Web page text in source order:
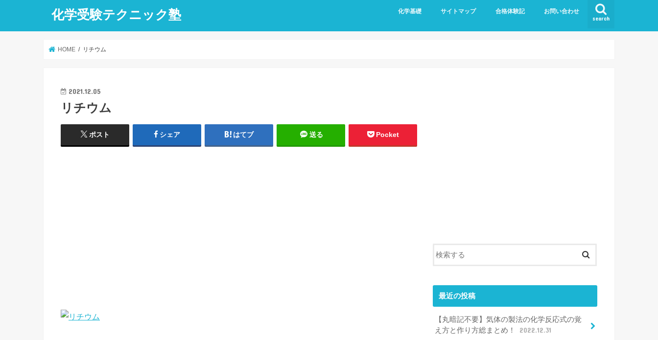
化学受験テクニック塾 search
化学基礎 サイトマップ 合格体験記 お問い合わせ
HOME リチウム
2021.12.05
リチウム
ポスト シェア はてブ 送る Pocket
最近の投稿
【丸暗記不要】気体の製法の化学反応式の覚
え方と作り方総まとめ！
2022.12.31